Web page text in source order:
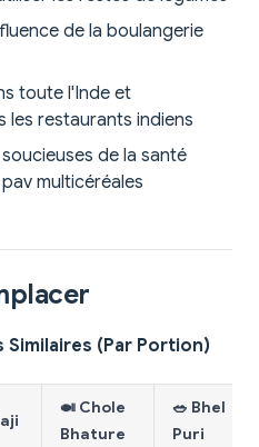
de la boulangerie
toute l'Inde et
les restaurants indiens
de la santé
multicéréales
Similaires (Par Portion)
🍛 Chole
Bhature
🥗 Bhel
Puri